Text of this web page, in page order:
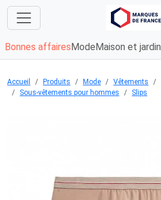
Bonnes affaires Mode Maison et jardin
Accueil Produits Mode Vêtements
Sous-vêtements pour hommes
Slips